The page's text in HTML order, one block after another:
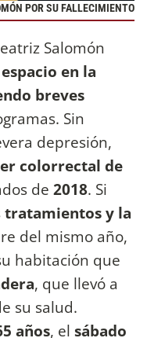
POR SU FALLECIMIENTO
Salomón
en la
breves
Sin
depresión,
colorrectal de
de 2018. Si
tratamientos y la
del mismo año,
habitación que
, que llevó a
su salud.
años, el sábado